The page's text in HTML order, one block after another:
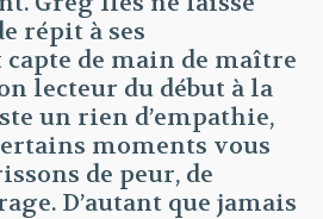
répit à ses
capte de main de maître
lecteur du début à la
un rien d’empathie,
moments vous
de peur, de
D’autant que jamais